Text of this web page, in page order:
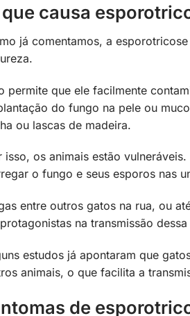
que causa
já comentamos, a
permite que ele facilmente
do fungo na pele ou
ou lascas de madeira.
isso, os animais estão
o fungo e seus esporos nas
entre outros gatos na rua, ou
na transmissão
estudos já apontaram que
animais, o que facilita a
de